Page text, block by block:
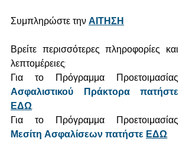
Συμπληρώστε την ΑΙΤΗΣΗ
Βρείτε περισσότερες πληροφορίες και
λεπτομέρειες:
ΕΔΩ.
Μεσίτη Ασφαλίσεων πατήστε ΕΔΩ.